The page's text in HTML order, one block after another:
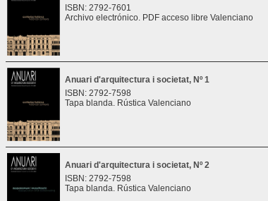
ISBN: 2792-7601
Archivo electrónico. PDF acceso libre Valenciano
Anuari d'arquitectura i societat, Nº 1
ISBN: 2792-7598
Tapa blanda. Rústica Valenciano
Anuari d'arquitectura i societat, Nº 2
ISBN: 2792-7598
Tapa blanda. Rústica Valenciano